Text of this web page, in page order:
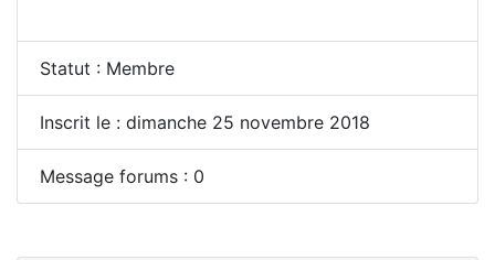
Statut : Membre
Inscrit le : dimanche 25 novembre 2018
Message forums : 0